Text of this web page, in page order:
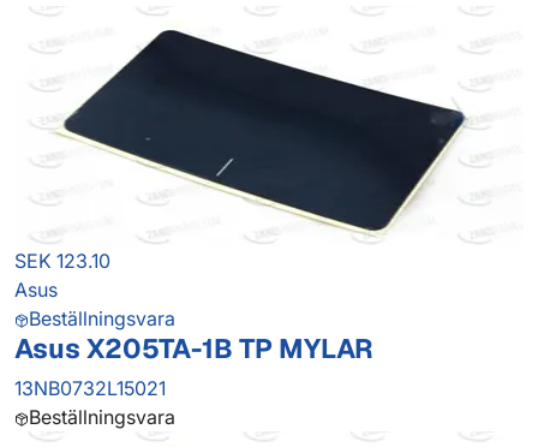
SEK 123.10
Asus
Beställningsvara
Asus X205TA-1B TP MYLAR
13NB0732L15021
Beställningsvara